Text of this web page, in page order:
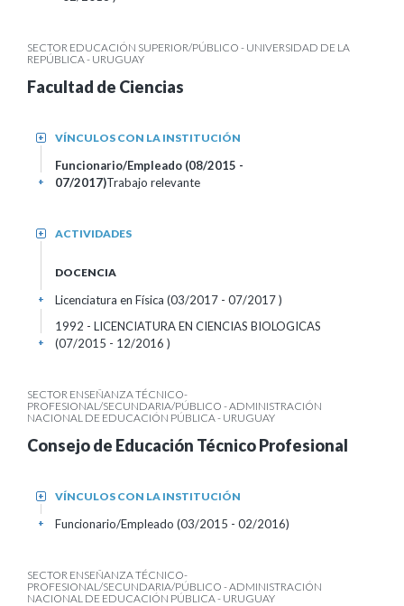
SECTOR EDUCACIÓN SUPERIOR/PÚBLICO - UNIVERSIDAD DE LA
REPÚBLICA - URUGUAY
Facultad de Ciencias
VÍNCULOS CON LA INSTITUCIÓN
+
Funcionario/Empleado (08/2015 -
07/2017)Trabajo relevante
+
ACTIVIDADES
+
DOCENCIA
Licenciatura en Física (03/2017 - 07/2017 )
+
1992 - LICENCIATURA EN CIENCIAS BIOLOGICAS
(07/2015 - 12/2016 )
+
SECTOR ENSEÑANZA TÉCNICO-
PROFESIONAL/SECUNDARIA/PÚBLICO - ADMINISTRACIÓN
NACIONAL DE EDUCACIÓN PÚBLICA - URUGUAY
Consejo de Educación Técnico Profesional
VÍNCULOS CON LA INSTITUCIÓN
+
Funcionario/Empleado (03/2015 - 02/2016)
+
SECTOR ENSEÑANZA TÉCNICO-
PROFESIONAL/SECUNDARIA/PÚBLICO - ADMINISTRACIÓN
NACIONAL DE EDUCACIÓN PÚBLICA - URUGUAY